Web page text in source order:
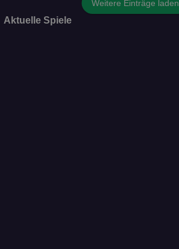
Weitere Einträge laden
Aktuelle Spiele